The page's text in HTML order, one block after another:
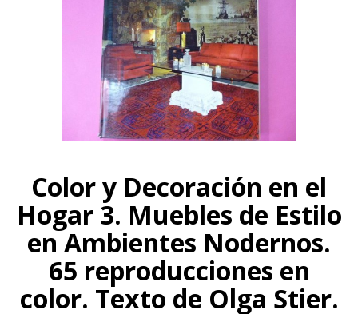
Color y Decoración en el
Hogar 3. Muebles de Estilo
en Ambientes Nodernos.
65 reproducciones en
color. Texto de Olga Stier.